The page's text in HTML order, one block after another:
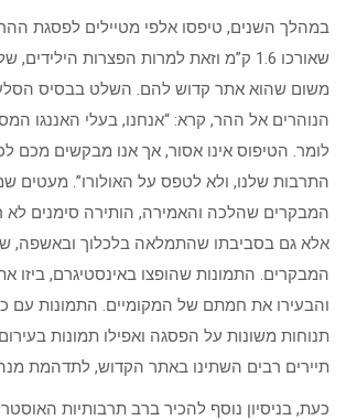
במהלך השנים, טיפסו אלפי מטיילים לפסגת
שאורכו 1.6 ק”מ וזאת למרות הפצרות
משום שהוא אתר קדוש להם. השלט בבסיס
הנוהרים אל ההר, קרא: “אנחנו, בעלי האננגו
לומר. הטיפוס אינו אסור, אך אנו מבקשים מכם
התרבות שלנו, ולא לטפס על האולורו”. מעטים
המבקרים שהלכה והאמירה, הותירה סימנים לא
אלא גם בסביבתו שהתמלאה בלכלוך ובאשפה,
המבקרים. התמונות שהופצו באינסטיגרם, ביזו
והבעירו את חמתם של המקומיים. התמונות עם
תנוחות משונות על הפסגה ואפילו תמונות
תיירים רבים השתינו באתר הקדוש, לתדהמת
כעת, בניסיון נוסף להכיר ברב תרבותיות